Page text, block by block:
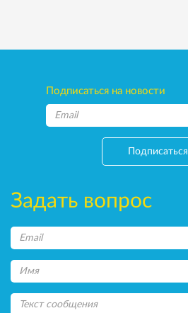
Подписаться на новости
Подписаться
Задать вопрос